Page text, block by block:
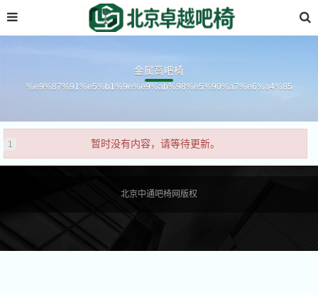
金属高吧椅
%e9%87%91%e5%b1%9e%e9%ab%98%e5%90%a7%e6%a4%85
暂时没有内容，请等待更新。
北京中通吧椅网版权